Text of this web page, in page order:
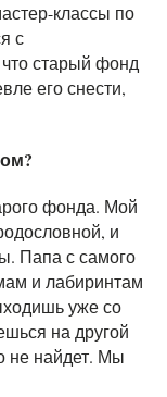
классы по
с
старый фонд
его снести,
фонда. Мой
и
Папа с самого
и лабиринтам
уже со
на другой
не найдет. Мы